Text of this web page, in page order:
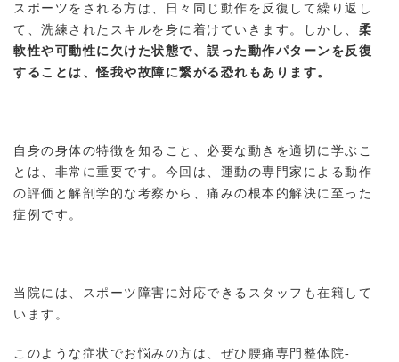
スポーツをされる方は、日々同じ動作を反復して繰り返し
て、洗練されたスキルを身に着けていきます。しかし、 柔
軟性や可動性に欠けた状態で、誤った動作パターンを反復
することは、怪我や故障に繋がる恐れもあります。
自身の身体の特徴を知ること、必要な動きを適切に学ぶこ
とは、非常に重要です。今回は、運動の専門家による動作
の評価と解剖学的な考察から、痛みの根本的解決に至った
症例です。
当院には、スポーツ障害に対応できるスタッフも在籍して
います。
このような症状でお悩みの方は、ぜひ腰痛専門整体院-